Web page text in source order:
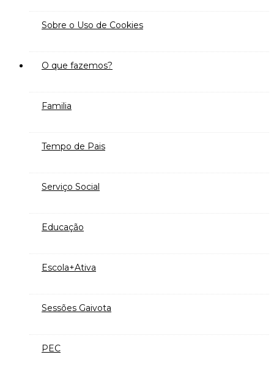
Sobre o Uso de Cookies
O que fazemos?
Familia
Tempo de Pais
Serviço Social
Educação
Escola+Ativa
Sessões Gaivota
PEC